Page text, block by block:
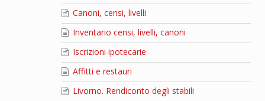
Canoni, censi, livelli
Inventario censi, livelli, canoni
Iscrizioni ipotecarie
Affitti e restauri
Livorno. Rendiconto degli stabili